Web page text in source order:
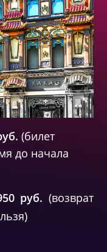
(билет
до начала
руб. (возврат